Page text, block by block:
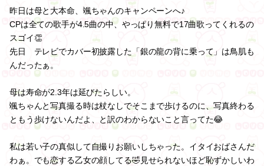
昨日は母と大本命、颯ちゃんのキャンペーンへ♪
CPは全ての歌手が4.5曲の中、やっぱり無料で17曲歌ってくれるの
スゴイ👏
先日 テレビでカバー初披露した「銀の龍の背に乗って」は鳥肌も
んだったぁ。
母は寿命が2.3年は延びたらしい。
颯ちゃんと写真撮る時は杖なしでそこまで歩けるのに、写真終わる
ともう歩けないんだよ、と訳のわからないこと言ってた😂
私は若い子の真似して自撮りお願いしちゃった。イタイおばさんだ
わぁ。でも恋する乙女の顔してる🤣見せられないほど恥ずかしいわ